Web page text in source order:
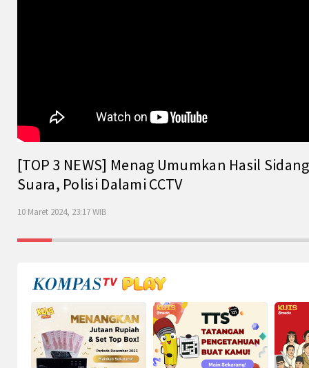
[TOP 3 NEWS] Menag Umumkan Hasil
Suara, Polisi Dalami CCTV
10 Maret 2024, 23:17 WIB